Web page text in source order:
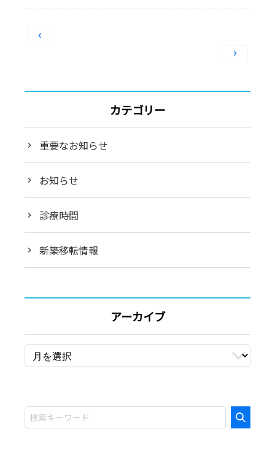
ビ
ー
シ
ョ
ン
カテゴリー
重要なお知らせ
お知らせ
診療時間
新築移転情報
アーカイブ
カ